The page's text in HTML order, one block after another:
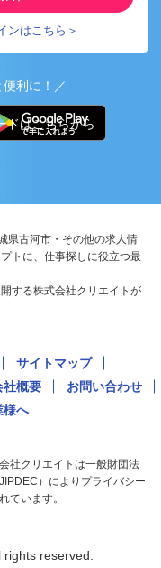
ンはこちら＞
利に！／
ドはこちらから
県古河市・その他の求人情
トに、仕事探しに役立つ最
する株式会社クリエイトが
サイトマップ
社概要
お問い合わせ
様へ
社クリエイトは一般財団法
）によりプライバシー
ています。
reserved.